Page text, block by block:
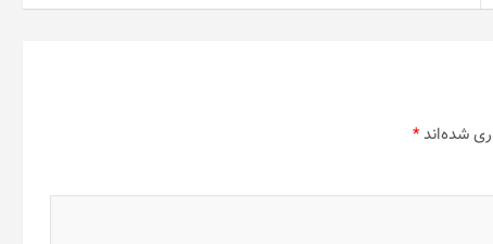
شده‌اند*